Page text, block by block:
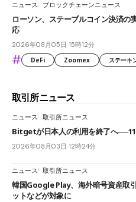
ニュース ブロックチェーンニュース
ローソン、ステーブルコイン決済の
応
2026年08月05日 15時12分
# DeFi Zoomex ステーキ
取引所ニュース
ニュース 取引所ニュース
Bitgetが日本人の利用を終了へ
2026年08月03日 12時24分
ニュース 取引所ニュース
韓国Google Play、海外暗号資産取
ットなどが対象に